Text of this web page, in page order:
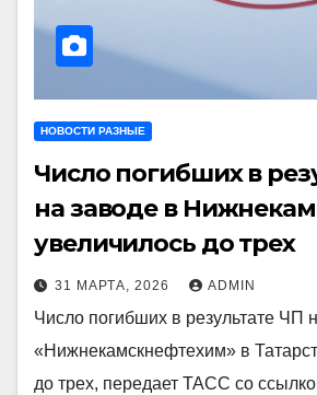
НОВОСТИ РАЗНЫЕ
Число погибших в
на заводе в
увеличилось до трех
31 МАРТА, 2026 ADMIN
Число погибших в результате ЧП
«Нижнекамскнефтехим» в
до трех, передает ТАСС со